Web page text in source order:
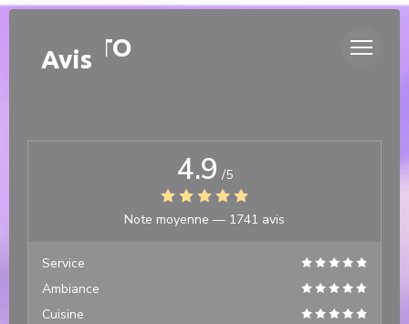
Personnalisation de vos choix en matière de cookies
DUETTO
Avis
4.9 /5
Note moyenne — 1741 avis
Service
Ambiance
Cuisine